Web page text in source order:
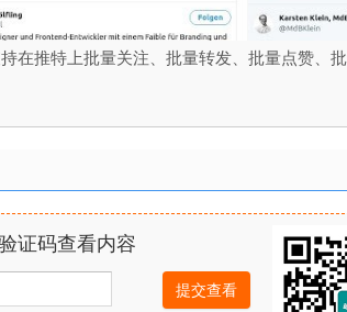
在推特上批量关注、批量转发、批量点赞、
证码查看内容